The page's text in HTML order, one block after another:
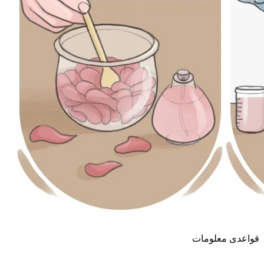
قواعدی معلومات